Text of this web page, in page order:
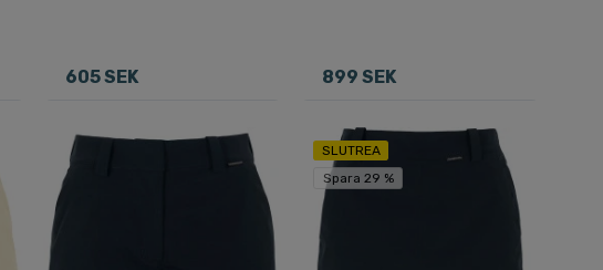
605 SEK 899 SEK
SLUTREA
Spara 29 %